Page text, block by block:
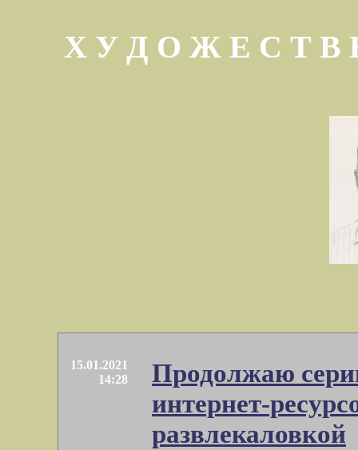
Х У Д О Ж Е С Т
15.01.2021
14:28
Продолжаю
интернет-
развлекаловкой